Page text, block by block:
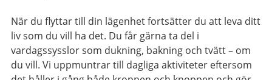
När du flyttar till din lägenhet fortsätter du att leva ditt
liv som du vill ha det. Du får gärna ta del i
vardagssysslor som dukning, bakning och tvätt – om
du vill. Vi uppmuntrar till dagliga aktiviteter eftersom